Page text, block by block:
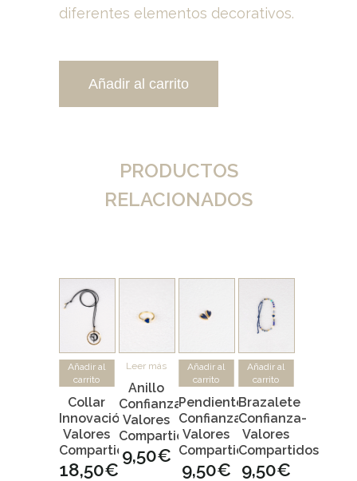
diferentes elementos decorativos.
Añadir al carrito
PRODUCTOS
RELACIONADOS
Añadir al
carrito
Collar
Innovación-
Valores
Compartidos
18,50€
Leer más
Anillo
Confianza-
Valores
Compartidos
9,50€
Añadir al
carrito
Pendientes
Confianza-
Valores
Compartidos
9,50€
Añadir al
carrito
Brazalete
Confianza-
Valores
Compartidos
9,50€